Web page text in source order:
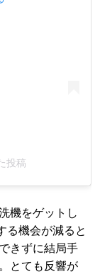
投稿
機をゲットし
る機会が減ると
きずに結局手
とても反響が